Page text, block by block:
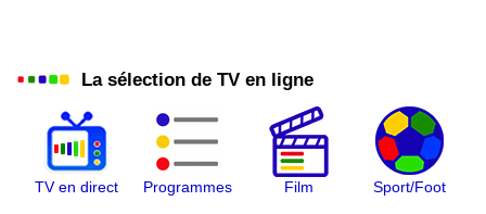
La sélection de TV en ligne
TV en direct Programmes Film Sport/Foot